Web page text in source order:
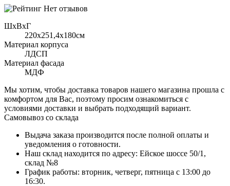
Нет отзывов
ШхВхГ
220x251,4х180см
Материал корпуса
ЛДСП
Материал фасада
МДФ
Мы хотим, чтобы доставка товаров нашего магазина прошла с
комфортом для Вас, поэтому просим ознакомиться с
условиями доставки и выбрать подходящий вариант.
Самовывоз со склада
Выдача заказа производится после полной оплаты и
уведомления о готовности.
Наш склад находится по адресу: Ейское шоссе 50/1,
склад №8
График работы: вторник, четверг, пятница с 13:00 до
16:30.